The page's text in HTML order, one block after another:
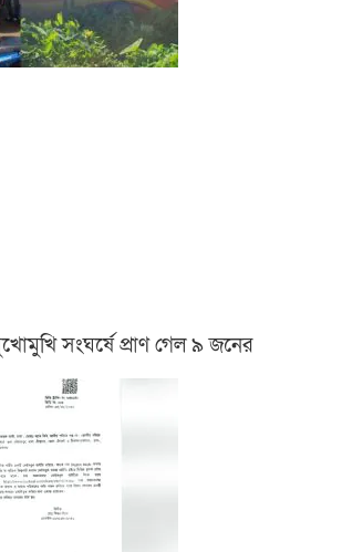
সংঘর্ষে প্রাণ গেল ৯ জনের